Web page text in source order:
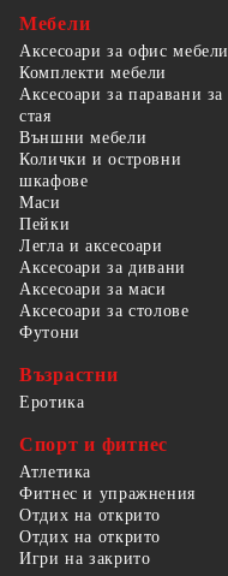
Мебели
Аксесоари за офис мебели
Комплекти мебели
Аксесоари за паравани за
стая
Външни мебели
Колички и островни
шкафове
Маси
Пейки
Легла и аксесоари
Аксесоари за дивани
Аксесоари за маси
Аксесоари за столове
Футони
Възрастни
Еротика
Спорт и фитнес
Атлетика
Фитнес и упражнения
Отдих на открито
Отдих на открито
Игри на закрито